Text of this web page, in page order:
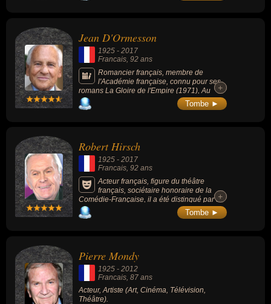
Jean D'Ormesson
1925 - 2017
Francais , 92 ans
Romancier français, membre de
l'Académie française, connu pour ses
romans La Gloire de l'Empire (1971), Au
plaisir de Dieu (1974), Dieu, sa vie, son
œuvre (1981), Histoire du Juif errant (1992),
+
+
Tombe ►
Robert Hirsch
1925 - 2017
Francais, 92 ans
Acteur français, figure du théâtre
français, sociétaire honoraire de la
Comédie-Française, il a été distingué par de
nombreux prix, dont un César en 1990 et
plusieurs Molières (6 Molière pendant sa
en 2014).
+
+
Tombe ►
Pierre Mondy
1925 - 2012
Francais, 87 ans
Acteur, Artiste (Art, Cinéma, Télévision,
Théâtre).